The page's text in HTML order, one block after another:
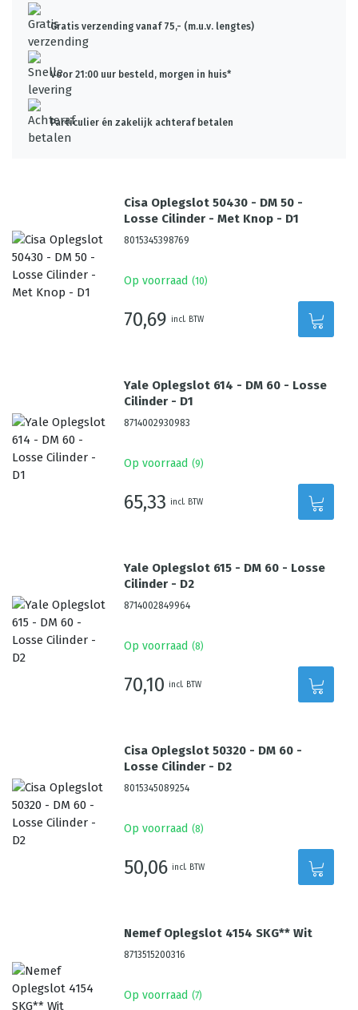
Gratis verzending vanaf 75,- (m.u.v. lengtes)
Voor 21:00 uur besteld, morgen in huis*
Particulier én zakelijk achteraf betalen
Cisa Oplegslot 50430 - DM 50 -
Losse Cilinder - Met Knop - D1
8015345398769
Op voorraad (10)
70,69 incl. BTW
Yale Oplegslot 614 - DM 60 - Losse
Cilinder - D1
8714002930983
Op voorraad (9)
65,33 incl. BTW
Yale Oplegslot 615 - DM 60 - Losse
Cilinder - D2
8714002849964
Op voorraad (8)
70,10 incl. BTW
Cisa Oplegslot 50320 - DM 60 -
Losse Cilinder - D2
8015345089254
Op voorraad (8)
50,06 incl. BTW
Nemef Oplegslot 4154 SKG** Wit
8713515200316
Op voorraad (7)